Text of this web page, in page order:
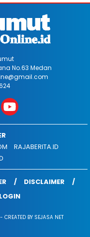
No.63 Medan
RAJABERITA.ID
DISCLAIMER
LOGIN
BY SEJASA NET